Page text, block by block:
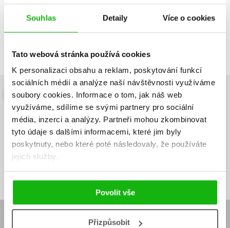
Souhlas Detaily Více o cookies
Tato webová stránka používá cookies
K personalizaci obsahu a reklam, poskytování funkcí
sociálních médií a analýze naší návštěvnosti využíváme
soubory cookies. Informace o tom, jak náš web
využíváme, sdílíme se svými partnery pro sociální
média, inzerci a analýzy. Partneři mohou zkombinovat
tyto údaje s dalšími informacemi, které jim byly
poskytnuty, nebo které poté následovaly, že používáte
jejich služby.
Povolit vše
Přizpůsobit
Budete to vědět jako první!
Zajímá Vás, jaký knižní hit právě vychází, na jaké zboží je výhodná
sleva, jaká běží soutěž o ceny? Přihlášením k odběru našich e-
mailových novineksouhlasíte se zpracováním osobních údajů.
Vaše e-
adresa
Vaše e-
adresa